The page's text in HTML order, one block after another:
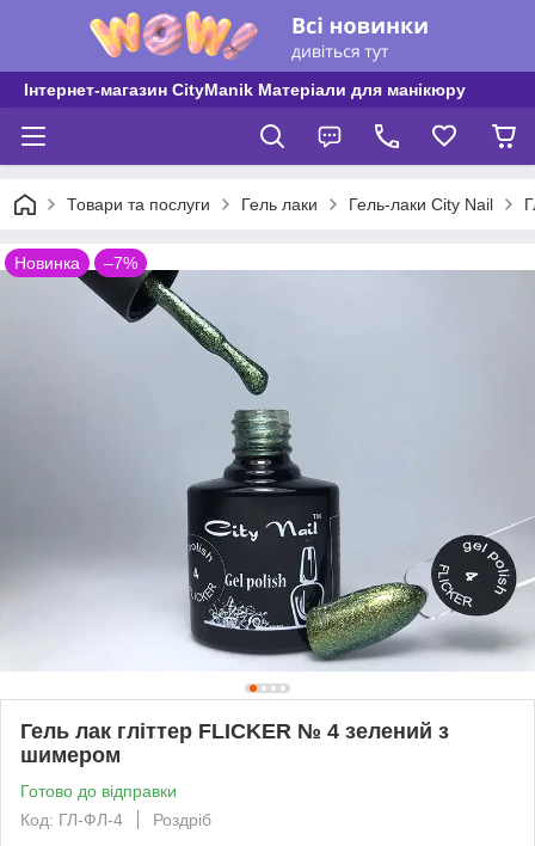
Інтернет-магазин CityManik Матеріали для манікюру
Товари та послуги Гель лаки Гель-лаки City Nail
Новинка –7%
Гель лак гліттер FLICKER № 4 зелений з
шимером
Готово до відправки
Код: ГЛ-ФЛ-4
Роздріб